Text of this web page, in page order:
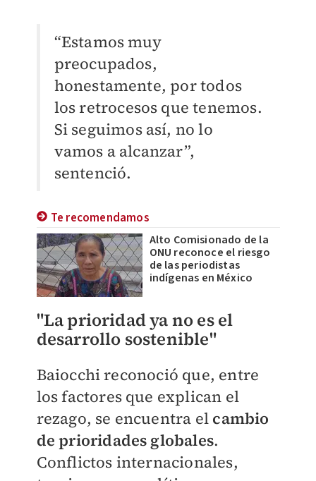
“Estamos muy
preocupados,
honestamente, por todos
los retrocesos que tenemos.
Si seguimos así, no lo
vamos a alcanzar”,
sentenció.
Te recomendamos
Alto Comisionado de la
ONU reconoce el riesgo
de las periodistas
indígenas en México
"La prioridad ya no es el
desarrollo sostenible"
Baiocchi reconoció que, entre
los factores que explican el
rezago, se encuentra el cambio
de prioridades globales.
Conflictos internacionales,